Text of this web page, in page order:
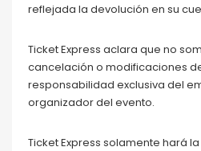
reflejada la devolución en su
Ticket Express aclara que no
cancelación o modificaciones
responsabilidad exclusiva del
organizador del evento.
Ticket Express solamente hará